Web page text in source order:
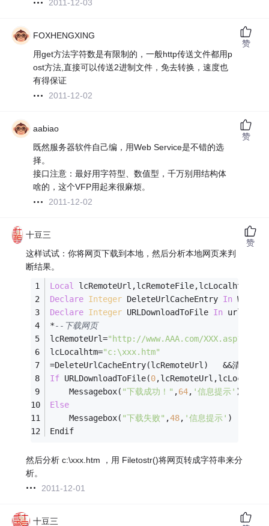
2011-12-03
FOXHENGXING
用get方法字符数是有限制的，一般http传送文件都用p
ost方法,直接可以传送2进制文件，免去转换，速度也
有得保证
2011-12-02
赞
aabiao
既然服务器软件自己编，用Web Service是不错的选
择。
接口注意：最好用字符型、数值型，千万别用结构体
啥的，这个VFP用起来很麻烦。
2011-12-02
赞
十豆三
这样试试：你将网页下载到本地，然后分析本地网页来判
断结果。
Local
Declare Integer DeleteUrlCacheEntry In
Declare Integer URLDownloadToFile In
*--下载网页
lcRemoteUrl="http://www.AAA.com/
lcLocalhtm="c:\xxx.htm"
=
DeleteUrlCacheEntry(lcRemoteUrl) &&清理缓存
If URLDownloadToFile(0
	Messagebox(
"下载成功！" ,64, '信息提示' )
Else
	Messagebox(
"下载失败" ,48, '信息提示' )
Endif
然后分析 c:\xxx.htm ，用 Filetostr()将网页转成字符串来分
析。
2011-12-01
赞
十豆三